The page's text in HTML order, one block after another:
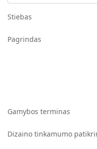
Stiebas
Pagrindas
Gamybos terminas
Dizaino tinkamumo